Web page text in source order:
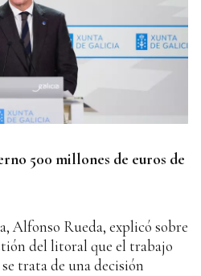
500 millones de euros de
Alfonso Rueda, explicó sobre
del litoral que el trabajo
trata de una decisión